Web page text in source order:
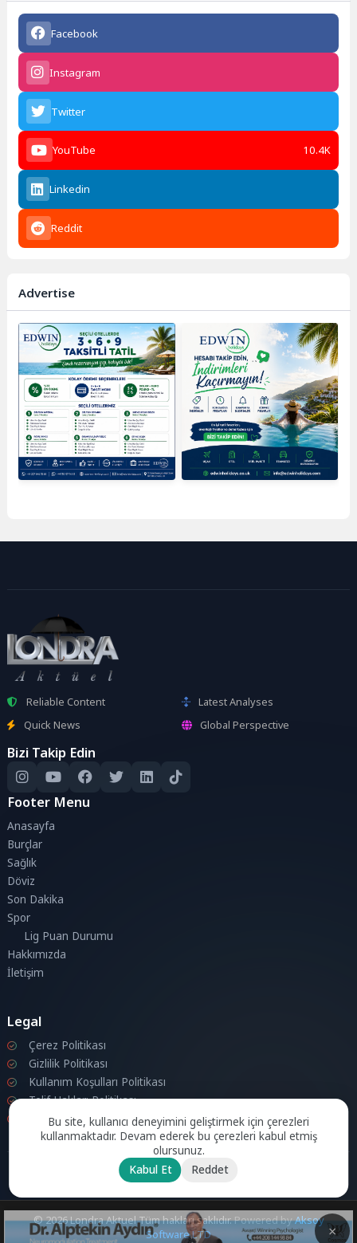
Facebook
Instagram
Twitter
YouTube 10.4K
Linkedin
Reddit
Advertise
Reliable Content
Latest Analyses
Quick News
Global Perspective
Bizi Takip Edin
Footer Menu
Anasayfa
Burçlar
Sağlık
Döviz
Son Dakika
Spor
Lig Puan Durumu
Hakkımızda
İletişim
Legal
Çerez Politikası
Gizlilik Politikası
Kullanım Koşulları Politikası
Telif Hakları Politikası
İletişim
© 2026 Londra Aktuel Tüm hakları saklıdır.Powered byAksoy
Software LTD
Bu site, kullanıcı deneyimini geliştirmek için çerezleri
kullanmaktadır. Devam ederek bu çerezleri kabul etmiş
olursunuz.
Kabul Et
Reddet